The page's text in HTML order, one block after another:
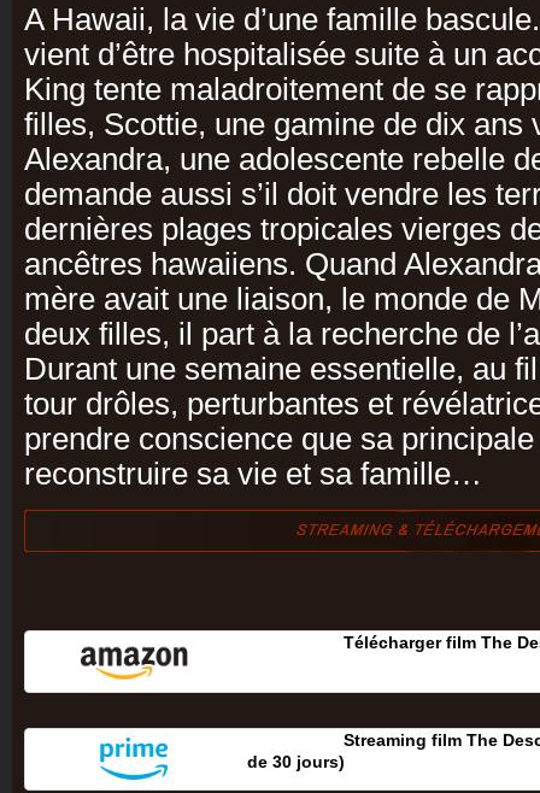
A Hawaii, la vie d’une famille
vient d’être hospitalisée suite à un
King tente maladroitement de se
filles, Scottie, une gamine de dix ans
Alexandra, une adolescente rebelle
demande aussi s’il doit vendre les
dernières plages tropicales vierges
ancêtres hawaiiens. Quand
mère avait une liaison, le monde de
deux filles, il part à la recherche de
Durant une semaine essentielle, au
tour drôles, perturbantes et
prendre conscience que sa
reconstruire sa vie et sa famille…
Télécharger film The
Streaming film The
de 30 jours‎)